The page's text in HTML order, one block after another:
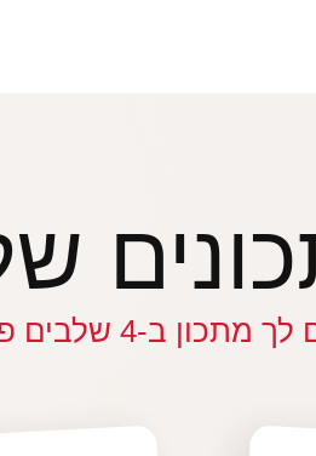
ב-4 שלבים פשוטים